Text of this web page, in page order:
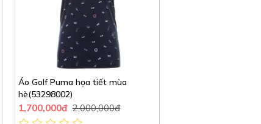
Áo Golf Puma họa tiết mùa
hè(53298002)
1,700,000đ 2,000,000đ